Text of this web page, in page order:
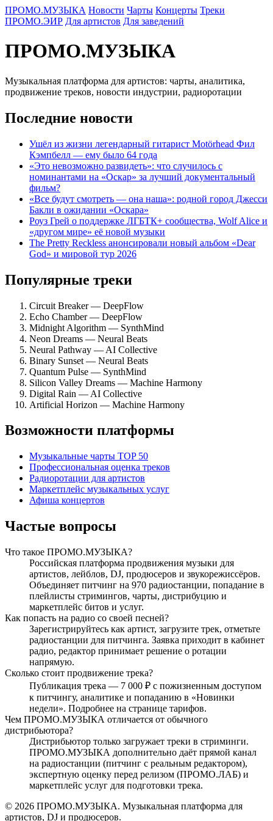
ПРОМО.МУЗЫКА Новости Чарты Концерты Треки
ПРОМО.ЭИР Для артистов Для заведений
ПРОМО.МУЗЫКА
Музыкальная платформа для артистов: чарты, аналитика,
продвижение треков, новости индустрии, радиоротации
Последние новости
Ушёл из жизни легендарный гитарист Motörhead Фил
Кэмпбелл — ему было 64 года
«Это невозможно развидеть»: что случилось с
номинантами на «Оскар» за лучший документальный
фильм?
«Все будут смотреть — она наша»: родной город Джесси
Бакли в ожидании «Оскара»
Роуз Грей о поддержке ЛГБТК+ сообщества, Wolf Alice и
«другом мире» её новой музыки
The Pretty Reckless анонсировали новый альбом «Dear
God» и мировой тур 2026
Популярные треки
Circuit Breaker — DeepFlow
Echo Chamber — DeepFlow
Midnight Algorithm — SynthMind
Neon Dreams — Neural Beats
Neural Pathway — AI Collective
Binary Sunset — Neural Beats
Quantum Pulse — SynthMind
Silicon Valley Dreams — Machine Harmony
Digital Rain — AI Collective
Artificial Horizon — Machine Harmony
Возможности платформы
Музыкальные чарты TOP 50
Профессиональная оценка треков
Радиоротации для артистов
Маркетплейс музыкальных услуг
Афиша концертов
Частые вопросы
Что такое ПРОМО.МУЗЫКА?
Российская платформа продвижения музыки для
артистов, лейблов, DJ, продюсеров и звукорежиссёров.
Объединяет питчинг на 970 радиостанции, попадание в
плейлисты стримингов, чарты, дистрибуцию и
маркетплейс битов и услуг.
Как попасть на радио со своей песней?
Зарегистрируйтесь как артист, загрузите трек, отметьте
радиостанции для питчинга. Заявка приходит в кабинет
радио, редактор принимает решение о ротации
напрямую.
Сколько стоит продвижение трека?
Публикация трека — 7 000 ₽ с пожизненным доступом
к питчингу, аналитике и попаданию в «Новинки
недели». Подробнее на странице тарифов.
Чем ПРОМО.МУЗЫКА отличается от обычного
дистрибьютора?
Дистрибьютор только загружает треки в стриминги.
ПРОМО.МУЗЫКА дополнительно даёт прямой канал
на радиостанции (питчинг с реальным редактором),
экспертную оценку перед релизом (ПРОМО.ЛАБ) и
маркетплейс услуг для подготовки трека.
© 2026 ПРОМО.МУЗЫКА. Музыкальная платформа для
артистов, DJ и продюсеров.